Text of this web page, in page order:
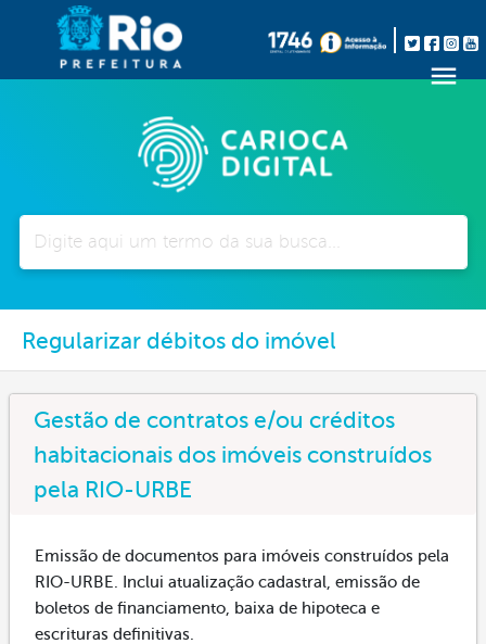
Regularizar débitos do imóvel
Gestão de contratos e/ou créditos
habitacionais dos imóveis construídos
pela RIO-URBE
Emissão de documentos para imóveis construídos pela
RIO-URBE. Inclui atualização cadastral, emissão de
boletos de financiamento, baixa de hipoteca e
escrituras definitivas.